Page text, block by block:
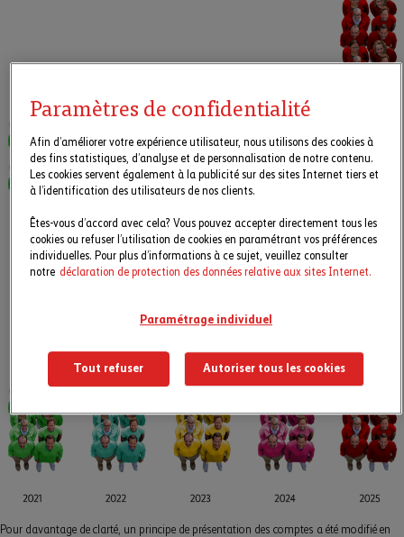
Pour davantage de clarté, un principe de présentation des comptes a été modifié en
Paramètres de confidentialité
Afin d’améliorer votre expérience utilisateur, nous utilisons des cookies à
des fins statistiques, d’analyse et de personnalisation de notre contenu.
Les cookies servent également à la publicité sur des sites Internet tiers et
à l’identification des utilisateurs de nos clients.
Êtes-vous d’accord avec cela? Vous pouvez accepter directement tous les
cookies ou refuser l’utilisation de cookies en paramétrant vos préférences
individuelles. Pour plus d’informations à ce sujet, veuillez consulter
notre déclaration de protection des données relative aux sites Internet.
Paramétrage individuel
Tout refuser Autoriser tous les cookies